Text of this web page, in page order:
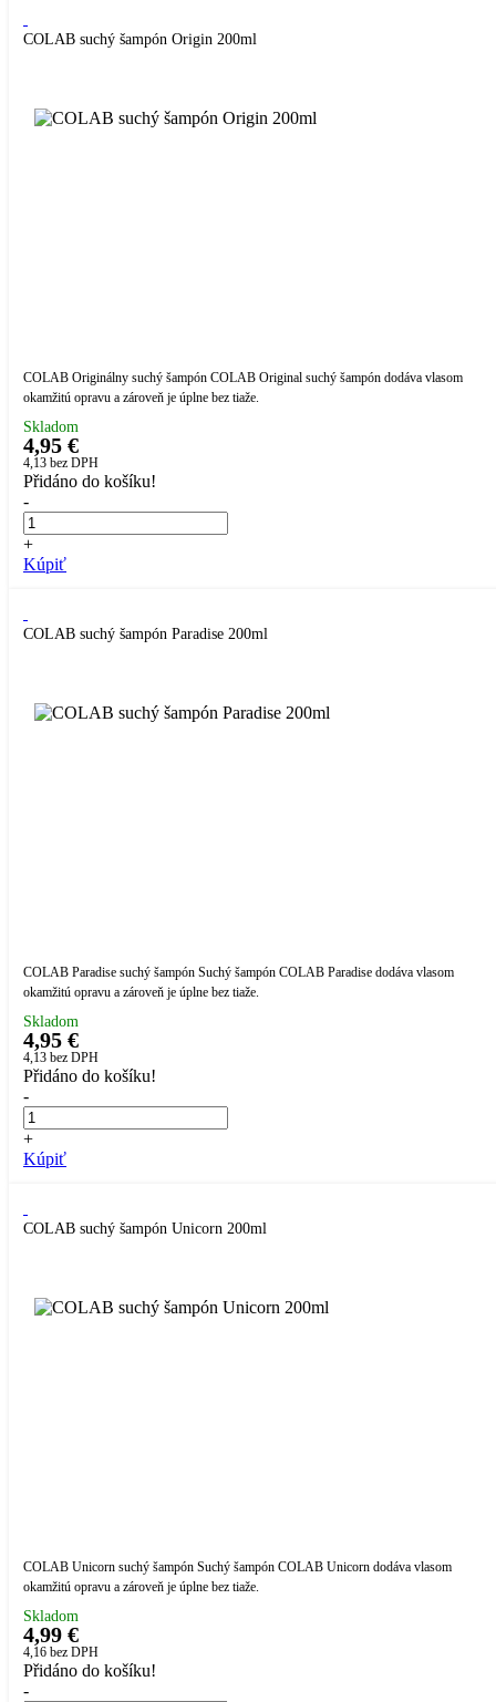
COLAB suchý šampón Origin 200ml
COLAB Originálny suchý šampón COLAB Original suchý šampón dodáva vlasom
okamžitú opravu a zároveň je úplne bez tiaže.
Skladom
4,95 €
4,13 bez DPH
Přidáno do košíku!
-
+
Kúpiť
COLAB suchý šampón Paradise 200ml
COLAB Paradise suchý šampón Suchý šampón COLAB Paradise dodáva vlasom
okamžitú opravu a zároveň je úplne bez tiaže.
Skladom
4,95 €
4,13 bez DPH
Přidáno do košíku!
-
+
Kúpiť
COLAB suchý šampón Unicorn 200ml
COLAB Unicorn suchý šampón Suchý šampón COLAB Unicorn dodáva vlasom
okamžitú opravu a zároveň je úplne bez tiaže.
Skladom
4,99 €
4,16 bez DPH
Přidáno do košíku!
-